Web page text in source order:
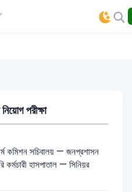
পরীক্ষা
কমিশন সচিবালয় — জনপ্রশাসন
কর্মচারী হাসপাতাল — সিনিয়র